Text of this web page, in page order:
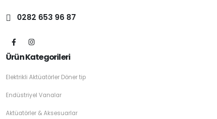
0282 653 96 87
Ürün Kategorileri
Elektrikli Aktüatörler Döner tip
Endüstriyel Vanalar
Aktüatörler & Aksesuarlar